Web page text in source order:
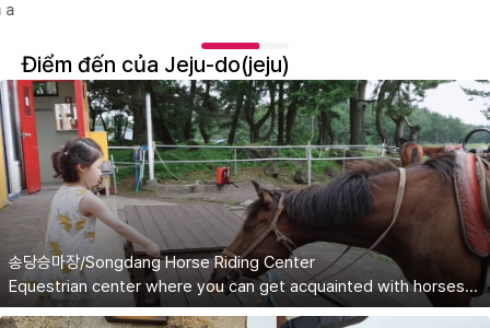
a
Điểm đến của Jeju-do(jeju)
송당승마장/Songdang Horse Riding Center
Equestrian center where you can get acquainted with horses located in Songdang-ri